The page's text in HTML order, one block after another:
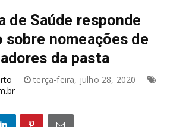
de Saúde responde
sobre nomeações de
da pasta
terça-feira, julho 28, 2020